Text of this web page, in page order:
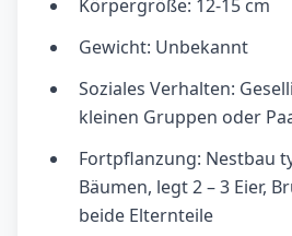
Körpergröße: 12-15 cm
Gewicht: Unbekannt
Soziales Verhalten:
kleinen Gruppen oder
Fortpflanzung: Nestbau
Bäumen, legt 2 – 3 Eier,
beide Elternteile